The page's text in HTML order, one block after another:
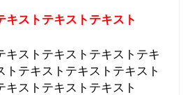
キストテキスト テキスト
キストテキストテキストテキ
トテキストテキストテキスト
キストテキストテキスト